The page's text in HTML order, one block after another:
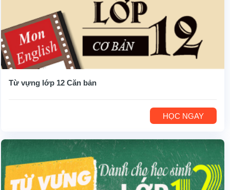
Từ vựng lớp 12 Căn bản
HỌC NGAY